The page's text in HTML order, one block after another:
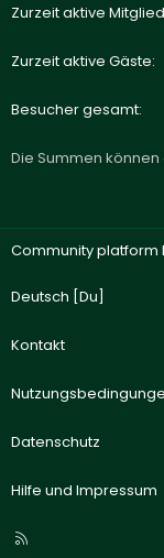
Zurzeit aktive
Zurzeit aktive Gäste
Besucher gesamt
Die Summen
Community platform
Deutsch [Du]
Kontakt
Datenschutz
Hilfe und Impressum
R